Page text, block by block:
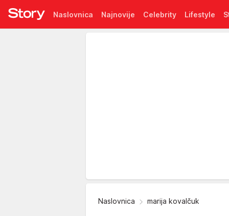
Naslovnica Najnovije Celebrity Lifestyle
Naslovnica marija kovalčuk